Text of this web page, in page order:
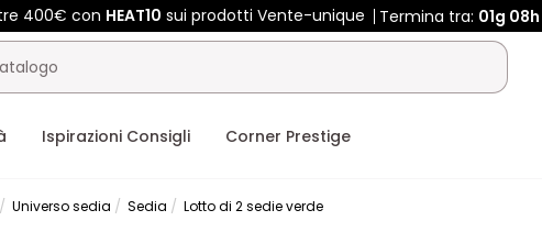
400€ con HEAT10 sui prodotti Vente-unique Termina tra: 01g 08h
Ispirazioni Consigli Corner Prestige
Universo sedia Sedia Lotto di 2 sedie verde